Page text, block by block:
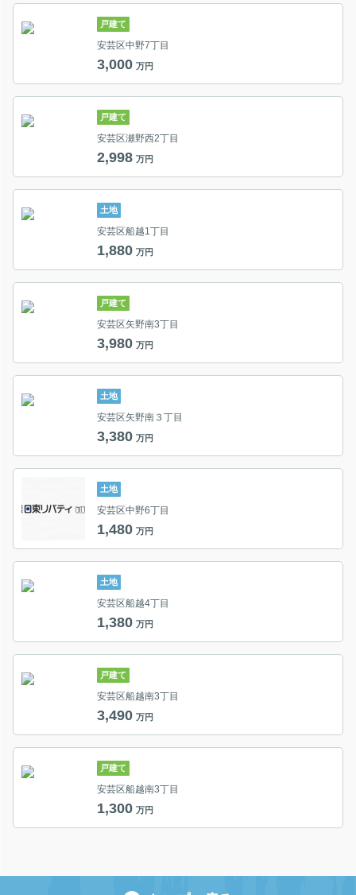
戸建て
安芸区中野7丁目
3,000 万円
戸建て
安芸区瀬野西2丁目
2,998 万円
土地
安芸区船越1丁目
1,880 万円
戸建て
安芸区矢野南3丁目
3,980 万円
土地
安芸区矢野南３丁目
3,380 万円
土地
安芸区中野6丁目
1,480 万円
土地
安芸区船越4丁目
1,380 万円
戸建て
安芸区船越南3丁目
3,490 万円
戸建て
安芸区船越南3丁目
1,300 万円